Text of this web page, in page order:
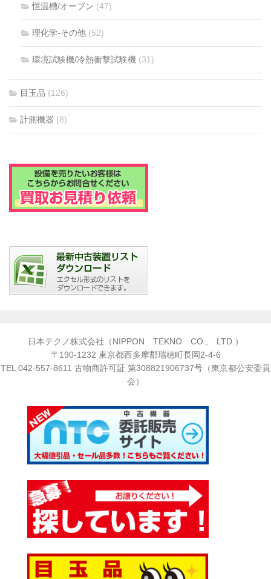
恒温槽/オーブン (47)
理化学-その他 (52)
環境試験機/冷熱衝撃試験機 (31)
目玉品 (126)
計測機器 (8)
日本テクノ株式会社（NIPPON TEKNO CO., LTD.）
〒190-1232 東京都西多摩郡瑞穂町長岡2-4-6
TEL042-557-8611 古物商許可証 第308821906737号（東京都公安委員
会）